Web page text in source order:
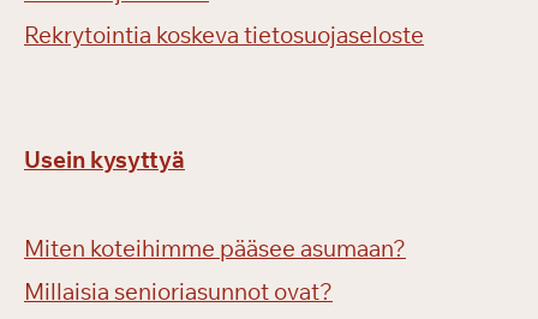
Rekrytointia koskeva tietosuojaseloste
Usein kysyttyä
Miten koteihimme pääsee asumaan?
Millaisia senioriasunnot ovat?